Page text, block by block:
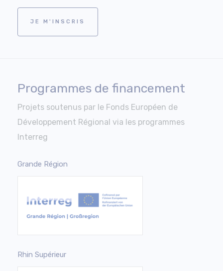
JE M'INSCRIS
Programmes de financement
Projets soutenus par le Fonds Européen de
Développement Régional via les programmes
Interreg
Grande Région
Rhin Supérieur